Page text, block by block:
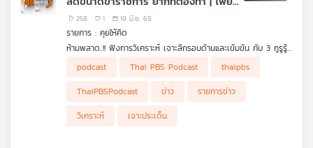
สว. กกต. แจงไม่ผิดกฎหมาย
258 1 19 มิ.ย. 69
รายการ : คุยให้คิด
ห้ามพลาด..!! ฟังการวิเคราะห์ เจาะลึกรอบด้านและเข้มข้น กับ 3 กูรูรู้
ข่าวร้อน
• ทรัมป์ลงนาม "MOU ยุติสงครามสหรัฐฯ-อิหร่าน"
• เรตติงประเทศไทยยังคงอันดับ สะท้อนความเชื่อมั่น "เสถียรภาพ
เศรษฐกิจ-วินัยการคลัง"
• ครม. ขอคืนงบเหลือจ่ายปี 69 กลับเข้าคลัง 10,300 ล้านบาท
podcast Thai PBS Podcast
thaipbs
ThaiPBSPodcast
ข่าว
รายการข่าว
วิเคราะห์
เจาะประเด็น